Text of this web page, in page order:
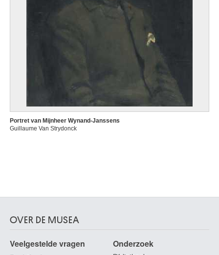
Portret van Mijnheer Wynand-Janssens
Guillaume Van Strydonck
OVER DE MUSEA
Veelgestelde vragen
Onderzoek